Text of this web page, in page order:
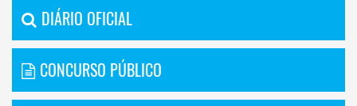
DIÁRIO OFICIAL
CONCURSO PÚBLICO